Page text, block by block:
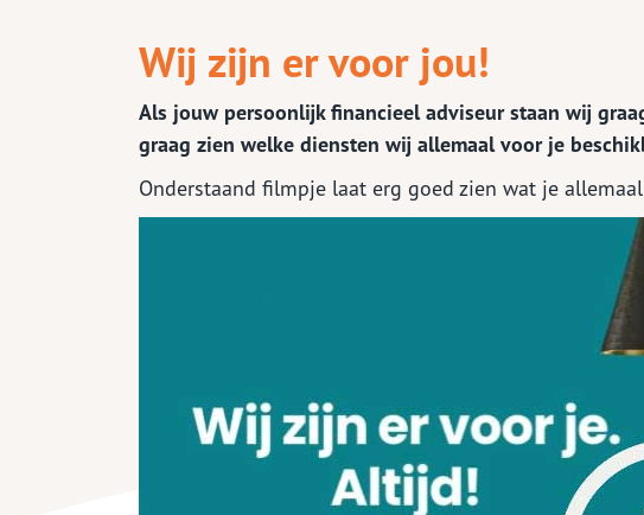
Waardemeters
Herbouwwaardemeter
En verder....
Veilig bestanden
Verzekeringskaarten
Wij zijn er voor jou!
Als jouw persoonlijk financieel adviseur staan wij
graag zien welke diensten wij allemaal voor je
Onderstaand filmpje laat erg goed zien wat je